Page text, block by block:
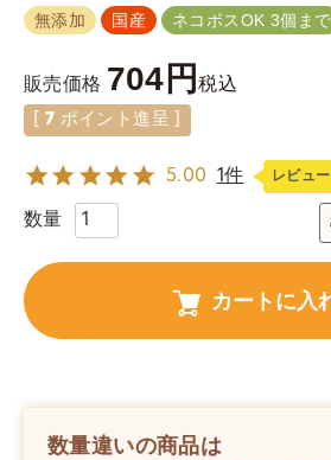
無添加 国産 ネコポスOK 3個まで
販売価格 704 税込
7 ポイント進呈 ]
5.00 1件 レビュ
カートに入
数量違いの商品は